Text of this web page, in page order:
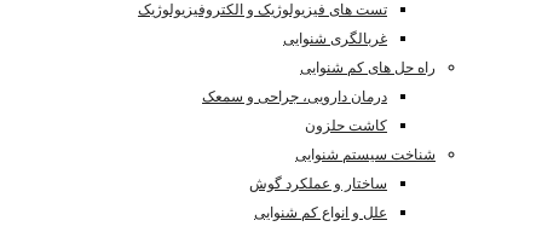
تست های فیزیولوژیک و الکتروفیزیولوژیک
غربالگری شنوایی
راه حل های کم شنوایی
درمان دارویی، جراحی و سمعک
کاشت حلزون
شناخت سیستم شنوایی
ساختار و عملکرد گوش
علل و انواع کم شنوایی